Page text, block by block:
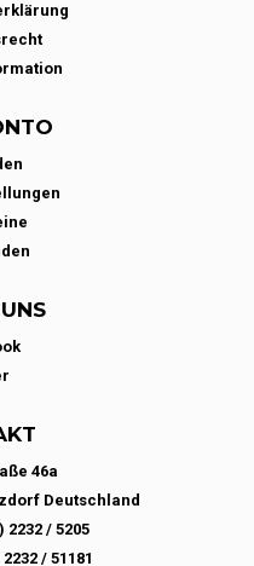
46a
Deutschland
/ 5205
/ 51181